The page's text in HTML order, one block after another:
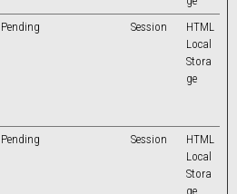
Pending Session
HTML
Local
Stora
ge
Pending Session
HTML
Local
Stora
ge